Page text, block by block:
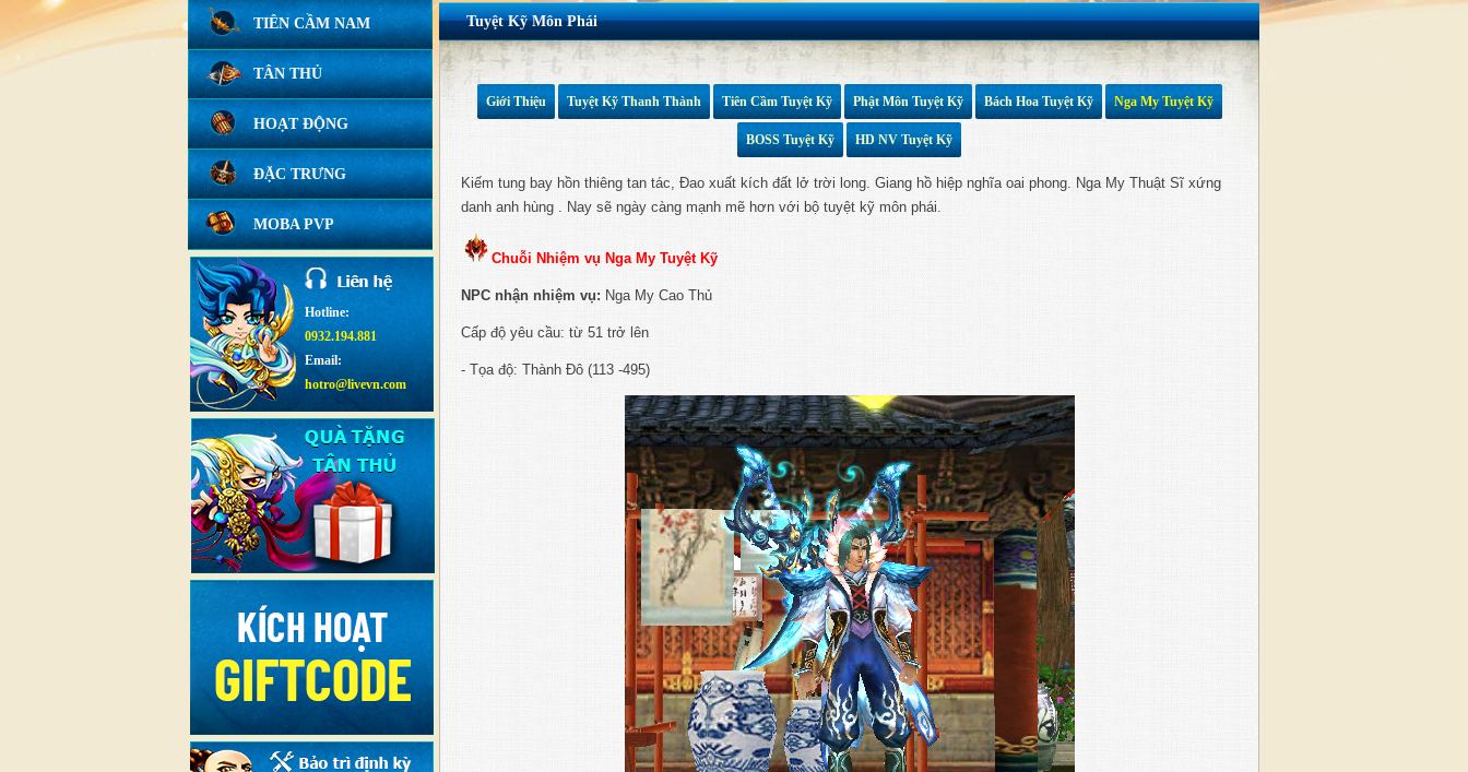
TIÊN CẦM NAM
TÂN THỦ
HOẠT ĐỘNG
ĐẶC TRƯNG
MOBA PVP
Hotline:
0932.194.881
Email:
hotro@livevn.com
Tuyệt Kỹ Môn Phái
Giới Thiệu Tuyệt Kỹ Thanh Thành Tiên Cầm Tuyệt Kỹ Phật Môn Tuyệt Kỹ Bách Hoa Tuyệt Kỹ Nga My Tuyệt Kỹ
BOSS Tuyệt Kỹ HD NV Tuyệt Kỹ
Kiếm tung bay hồn thiêng tan tác, Đao xuất kích đất lở trời long. Giang hồ hiệp nghĩa oai phong. Nga My Thuật Sĩ xứng
danh anh hùng . Nay sẽ ngày càng mạnh mẽ hơn với bộ tuyệt kỹ môn phái.
Chuỗi Nhiệm vụ Nga My Tuyệt Kỹ
NPC nhận nhiệm vụ: Nga My Cao Thủ
Cấp độ yêu cầu: từ 51 trở lên
- Tọa độ: Thành Đô (113 -495)